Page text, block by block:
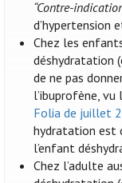
“Contre-
d’hypertension
Chez les
déshydratation
de ne pas
l’ibuprofène, vu
Folia de juillet
hydratation est
l’enfant
Chez l’adulte